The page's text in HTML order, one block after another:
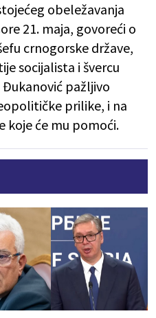
obeležavanja
21. maja, govoreći o
crnogorske države,
socijalista i švercu
pažljivo
prilike, i na
koje će mu pomoći.